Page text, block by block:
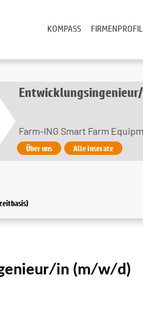
KOMPASS
Farm-ING Smart Farm
Über uns Alle Inserate
in (m/w/d)